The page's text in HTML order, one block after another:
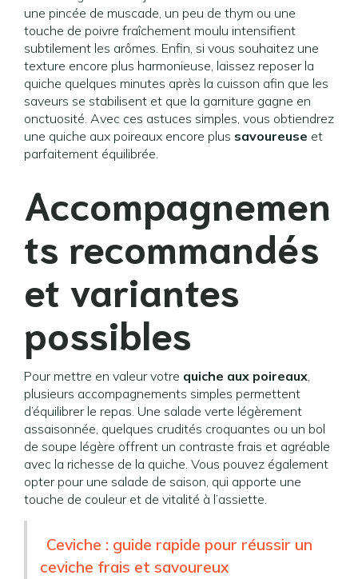
une pincée de muscade, un peu de thym ou une
touche de poivre fraîchement moulu intensifient
subtilement les arômes. Enfin, si vous souhaitez une
texture encore plus harmonieuse, laissez reposer la
quiche quelques minutes après la cuisson afin que les
saveurs se stabilisent et que la garniture gagne en
onctuosité. Avec ces astuces simples, vous obtiendrez
une quiche aux poireaux encore plus savoureuse et
parfaitement équilibrée.
Accompagnemen
ts recommandés
et variantes
possibles
Pour mettre en valeur votre quiche aux poireaux,
plusieurs accompagnements simples permettent
d’équilibrer le repas. Une salade verte légèrement
assaisonnée, quelques crudités croquantes ou un bol
de soupe légère offrent un contraste frais et agréable
avec la richesse de la quiche. Vous pouvez également
opter pour une salade de saison, qui apporte une
touche de couleur et de vitalité à l’assiette.
Ceviche : guide rapide pour réussir un
ceviche frais et savoureux